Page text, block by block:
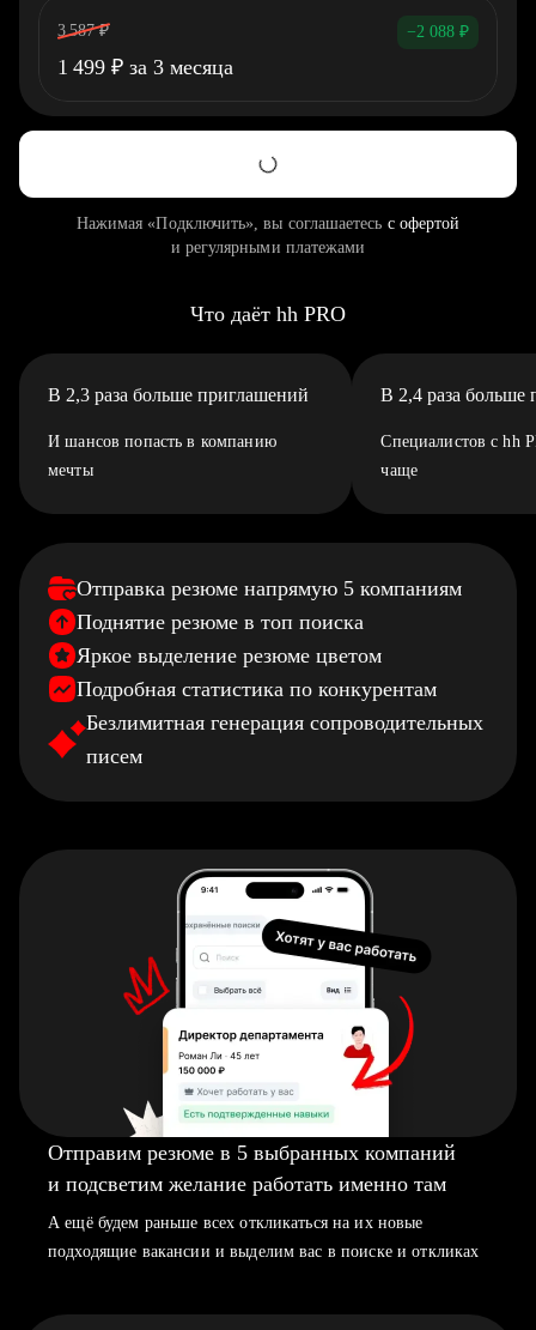
3 587 ₽ −2 088 ₽
1 499 ₽ за 3 месяца
Нажимая «Подключить», вы соглашаетесь с офертой
и регулярными платежами
Что даёт hh PRO
В 2,3 раза больше приглашений
И шансов попасть в компанию
мечты
В 2,4 раза больше
Специалистов с hh
чаще
Отправка резюме напрямую 5 компаниям
Поднятие резюме в топ поиска
Яркое выделение резюме цветом
Подробная статистика по конкурентам
Безлимитная генерация сопроводительных
писем
Отправим резюме в 5 выбранных компаний
и подсветим желание работать именно там
А ещё будем раньше всех откликаться на их новые
подходящие вакансии и выделим вас в поиске и откликах